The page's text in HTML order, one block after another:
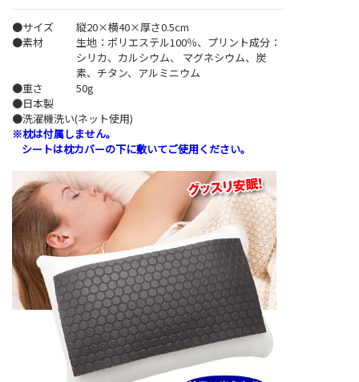
●サイズ
縦20×横40×厚さ0.5cm
●素材
生地：ポリエステル100％、プリント成分：
シリカ、カルシウム、 マグネシウム、炭
素、チタン、アルミニウム
●重さ
50g
●日本製
●洗濯機洗い(ネット使用)
※枕は付属しません。
シートは枕カバーの下に敷いてご使用ください。